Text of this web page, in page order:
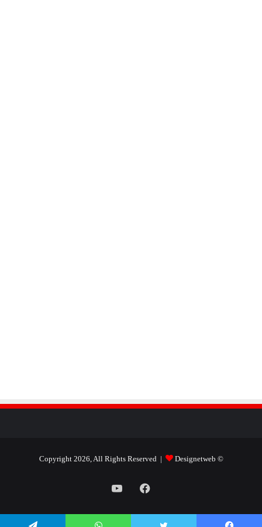
© Copyright 2026, All Rights Reserved |
Designetweb
فيسبوك